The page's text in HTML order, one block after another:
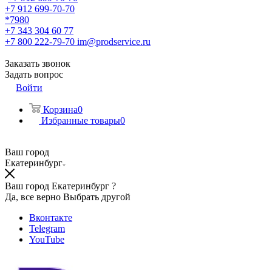
+7 912 699-70-70
*7980
+7 343 304 60 77
+7 800 222-79-70 im@prodservice.ru
Заказать звонок
Задать вопрос
Войти
Корзина0
Избранные товары0
Ваш город
Екатеринбург
Ваш город Екатеринбург ?
Да, все верно Выбрать другой
Вконтакте
Telegram
YouTube